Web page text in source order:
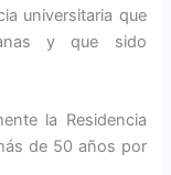
universitaria que
y que sido
la Residencia
de 50 años por